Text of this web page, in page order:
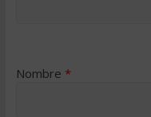
Nombre *